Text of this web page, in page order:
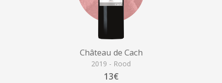
Château de Cach
2019 - Rood
13€